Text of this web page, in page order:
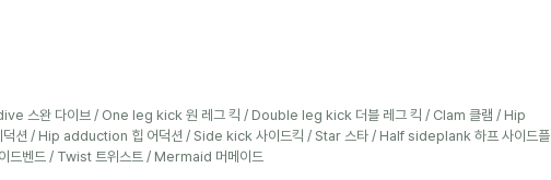
스완 다이브 / One leg kick 원 레그 킥 / Double leg kick 더블 레그 킥 / Clam 클램 / Hip
션 / Hip adduction 힙 어덕션 / Side kick 사이드킥 / Star 스타 / Half sideplank 하프 사이드플
드벤드 / Twist 트위스트 / Mermaid 머메이드